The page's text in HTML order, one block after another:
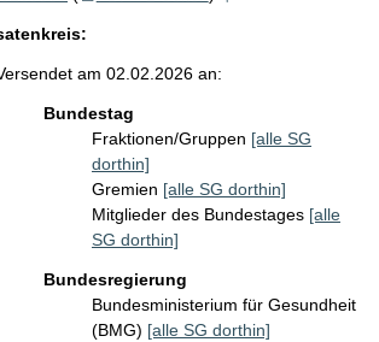
am 02.02.2026 an:
Bundestag
Fraktionen/Gruppen [alle SG
dorthin]
Gremien [alle SG dorthin]
Mitglieder des Bundestages [alle
SG dorthin]
Bundesregierung
Bundesministerium für Gesundheit
(BMG) [alle SG dorthin]